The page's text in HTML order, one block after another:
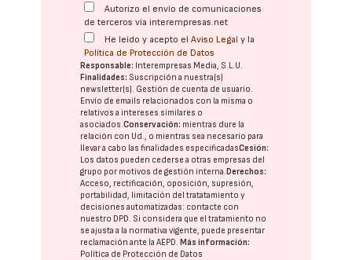
Autorizo el envío de comunicaciones
de terceros vía interempresas.net
He leído y acepto elAviso Legal y la
Política de Protección de Datos
Responsable: Interempresas Media, S.L.U.
Finalidades: Suscripción a nuestra(s)
newsletter(s). Gestión de cuenta de usuario.
Envío de emails relacionados con la misma o
relativos a intereses similares o
asociados.Conservación: mientras dure la
relación con Ud., o mientras sea necesario para
llevar a cabo las finalidades especificadasCesión:
Los datos pueden cederse a otras empresas del
grupo por motivos de gestión interna.Derechos:
Acceso, rectificación, oposición, supresión,
portabilidad, limitación del tratatamiento y
decisiones automatizadas: contacte con
nuestro DPD. Si considera que el tratamiento no
se ajusta a la normativa vigente, puede presentar
reclamación ante laAEPD.Más información:
Política de Protección de Datos